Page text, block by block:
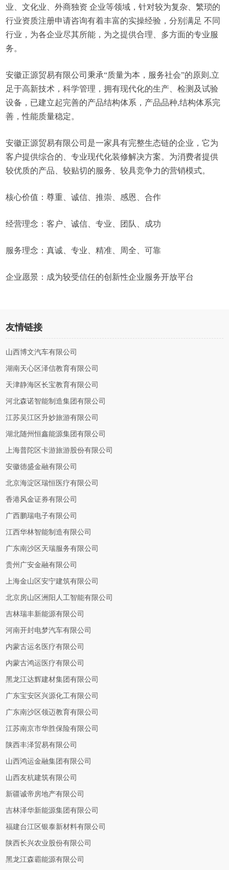
业、文化业、外商独资 企业等领域，针对较为复杂、繁琐的
行业资质注册申请咨询有着丰富的实操经验，分别满足 不同
行业，为各企业尽其所能，为之提供合理、多方面的专业服
务。
安徽正源贸易有限公司秉承“质量为本，服务社会”的原则,立
足于高新技术，科学管理，拥有现代化的生产、检测及试验
设备，已建立起完善的产品结构体系，产品品种,结构体系完
善，性能质量稳定。
安徽正源贸易有限公司是一家具有完整生态链的企业，它为
客户提供综合的、专业现代化装修解决方案。为消费者提供
较优质的产品、较贴切的服务、较具竞争力的营销模式。
核心价值：尊重、诚信、推崇、感恩、合作
经营理念：客户、诚信、专业、团队、成功
服务理念：真诚、专业、精准、周全、可靠
企业愿景：成为较受信任的创新性企业服务开放平台
友情链接
山西博文汽车有限公司
湖南天心区泽信教育有限公司
天津静海区长宝教育有限公司
河北森诺智能制造集团有限公司
江苏吴江区升妙旅游有限公司
湖北随州恒鑫能源集团有限公司
上海普陀区卡游旅游股份有限公司
安徽德盛金融有限公司
北京海淀区瑞恒医疗有限公司
香港风金证券有限公司
广西鹏瑞电子有限公司
江西华林智能制造有限公司
广东南沙区天瑞服务有限公司
贵州广安金融有限公司
上海金山区安宁建筑有限公司
北京房山区洲阳人工智能有限公司
吉林瑞丰新能源有限公司
河南开封电梦汽车有限公司
内蒙古运名医疗有限公司
内蒙古鸿运医疗有限公司
黑龙江达辉建材集团有限公司
广东宝安区兴源化工有限公司
广东南沙区领迈教育有限公司
江苏南京市华胜保险有限公司
陕西丰泽贸易有限公司
山西鸿运金融集团有限公司
山西友杭建筑有限公司
新疆诚帝房地产有限公司
吉林泽华新能源集团有限公司
福建台江区银泰新材料有限公司
陕西长兴农业股份有限公司
黑龙江森霸能源有限公司